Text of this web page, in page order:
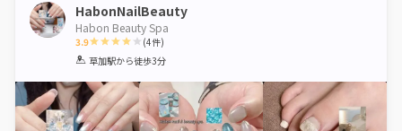
HabonNailBeauty
Habon Beauty Spa
3.9
1 2 3 4 5
(4件)
草加駅から徒歩3分